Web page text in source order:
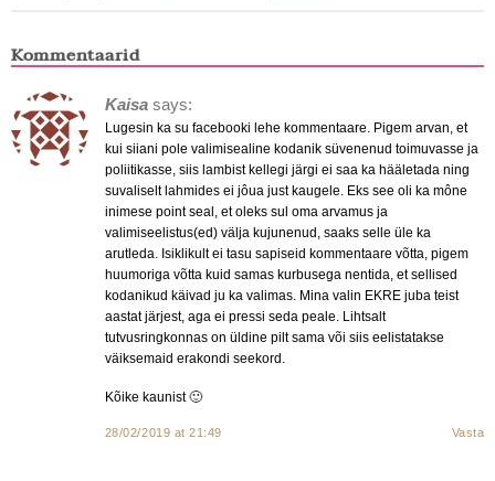
Kommentaarid
Kaisa says:
Lugesin ka su facebooki lehe kommentaare. Pigem arvan, et
kui siiani pole valimisealine kodanik süvenenud toimuvasse ja
poliitikasse, siis lambist kellegi järgi ei saa ka hääletada ning
suvaliselt lahmides ei jôua just kaugele. Eks see oli ka mône
inimese point seal, et oleks sul oma arvamus ja
valimiseelistus(ed) välja kujunenud, saaks selle üle ka
arutleda. Isiklikult ei tasu sapiseid kommentaare võtta, pigem
huumoriga võtta kuid samas kurbusega nentida, et sellised
kodanikud käivad ju ka valimas. Mina valin EKRE juba teist
aastat järjest, aga ei pressi seda peale. Lihtsalt
tutvusringkonnas on üldine pilt sama või siis eelistatakse
väiksemaid erakondi seekord.
Kõike kaunist 🙂
28/02/2019 at 21:49 Vasta